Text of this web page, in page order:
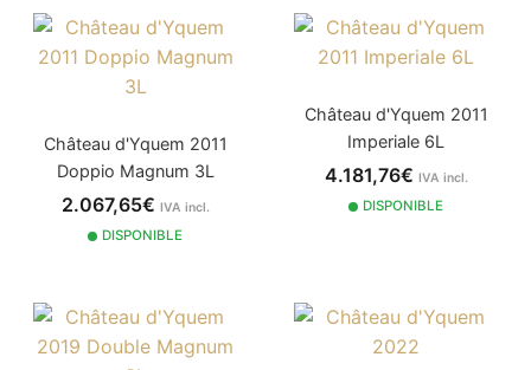
Château d'Yquem 2011
Doppio Magnum 3L
2.067,65€ IVA incl.
DISPONIBLE
Château d'Yquem 2011
Imperiale 6L
4.181,76€ IVA incl.
DISPONIBLE